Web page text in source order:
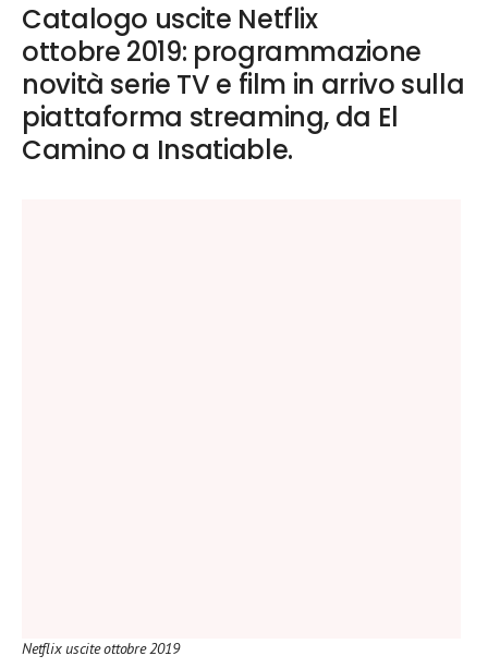
Catalogo uscite Netflix
ottobre 2019: programmazione
novità serie TV e film in arrivo sulla
piattaforma streaming, da El
Camino a Insatiable.
Netflix uscite ottobre 2019